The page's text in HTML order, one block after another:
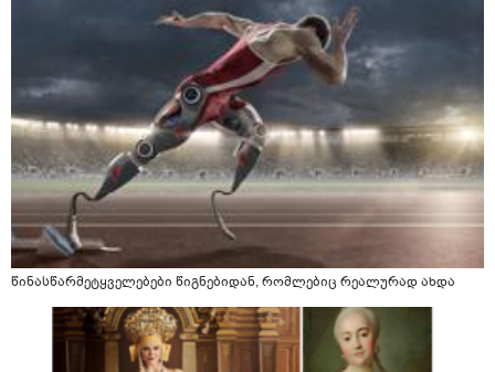
წინასწარმეტყველებები წიგნებიდან, რომლებიც რეალურად ახდა